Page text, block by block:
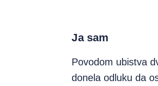
Ja sam
Povodom ubistva
donela odluku da